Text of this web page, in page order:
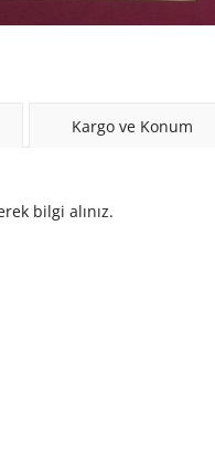
Kargo ve Konum
bilgi alınız.